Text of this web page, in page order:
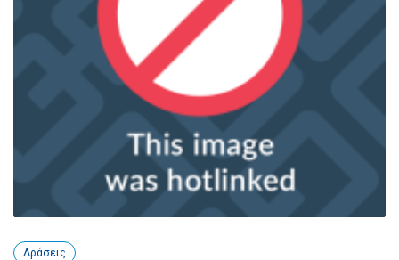
Δράσεις